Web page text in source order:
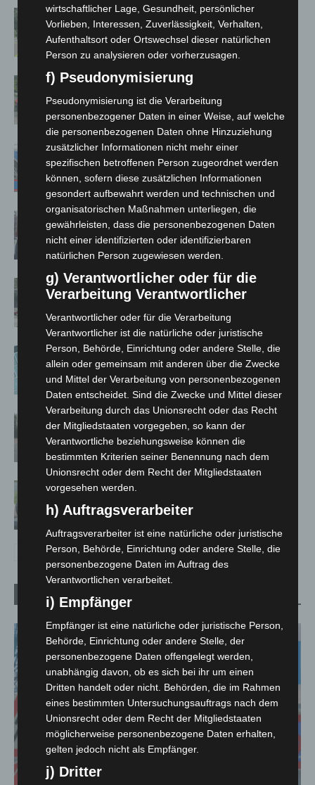
Brand im „Haus der Begegnung“ in
Neuwarmbüchen schnell eingedämmt
6. August 2026
Region Hannover: 21 neue Notfallsanitäter
starten beim Roten Kreuz
5. August 2026
Mann läuft mit Hockeyschläger über A7 –
Polizei sucht Zeugen
5. August 2026
Celle: Mensch stirbt bei Bagger-Unfall auf
Baustelle
5. August 2026
Gasleitung bei McDonald’s-Umbau in
Langenhagen beschädigt
5. August 2026
Anklage nach Abschaltung von „Archetyp
Market“ erhoben
3. August 2026
Hannover: Polizei stoppt 166
Trunkenheitsfahrten bei Großkontrolle
Langenhagen: Autofahrer mit 3,17 Promille
2. August 2026
wirtschaftlicher Lage, Gesundheit, persönlicher
Vorlieben, Interessen, Zuverlässigkeit, Verhalten,
Aufenthaltsort oder Ortswechsel dieser natürlichen
Person zu analysieren oder vorherzusagen.
f) Pseudonymisierung
Pseudonymisierung ist die Verarbeitung
personenbezogener Daten in einer Weise, auf welche
die personenbezogenen Daten ohne Hinzuziehung
zusätzlicher Informationen nicht mehr einer
spezifischen betroffenen Person zugeordnet werden
können, sofern diese zusätzlichen Informationen
gesondert aufbewahrt werden und technischen und
organisatorischen Maßnahmen unterliegen, die
gewährleisten, dass die personenbezogenen Daten
nicht einer identifizierten oder identifizierbaren
natürlichen Person zugewiesen werden.
g) Verantwortlicher oder für die
Verarbeitung Verantwortlicher
Verantwortlicher oder für die Verarbeitung
Verantwortlicher ist die natürliche oder juristische
Person, Behörde, Einrichtung oder andere Stelle, die
allein oder gemeinsam mit anderen über die Zwecke
und Mittel der Verarbeitung von personenbezogenen
Daten entscheidet. Sind die Zwecke und Mittel dieser
Verarbeitung durch das Unionsrecht oder das Recht
der Mitgliedstaaten vorgegeben, so kann der
Verantwortliche beziehungsweise können die
bestimmten Kriterien seiner Benennung nach dem
Unionsrecht oder dem Recht der Mitgliedstaaten
vorgesehen werden.
h) Auftragsverarbeiter
Auftragsverarbeiter ist eine natürliche oder juristische
Person, Behörde, Einrichtung oder andere Stelle, die
personenbezogene Daten im Auftrag des
Verantwortlichen verarbeitet.
i) Empfänger
Empfänger ist eine natürliche oder juristische Person,
Behörde, Einrichtung oder andere Stelle, der
personenbezogene Daten offengelegt werden,
unabhängig davon, ob es sich bei ihr um einen
Dritten handelt oder nicht. Behörden, die im Rahmen
eines bestimmten Untersuchungsauftrags nach dem
Unionsrecht oder dem Recht der Mitgliedstaaten
möglicherweise personenbezogene Daten erhalten,
gelten jedoch nicht als Empfänger.
j) Dritter